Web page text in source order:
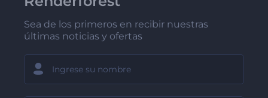
Sea de los primeros en recibir nuestras
últimas noticias y ofertas